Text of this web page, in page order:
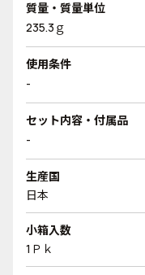
質量・質量単位
235.3ｇ
使用条件
-
セット内容・付属品
-
生産国
日本
小箱入数
1Ｐｋ